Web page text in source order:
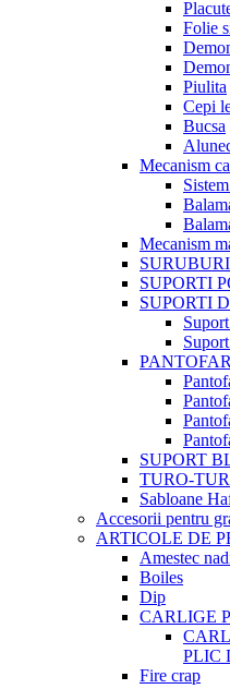
Folie
Piulita
Cepi
Bucsa
Mecanism
Mecanism
SUPORTI
SUPORTI
PANTOFAR
SUPORT
TURO-
Sabloane
Accesorii pentru
ARTICOLE DE
Amestec
Boiles
Dip
CARLIGE
PLIC
Fire crap